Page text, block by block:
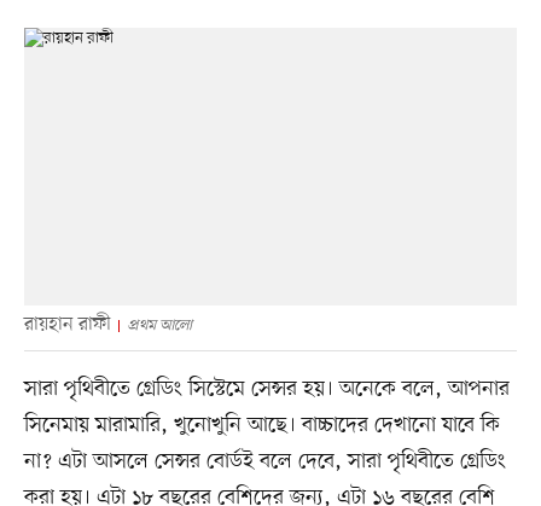
রায়হান রাফী প্রথম আলো
সারা পৃথিবীতে গ্রেডিং সিস্টেমে সেন্সর হয়। অনেকে বলে, আপনার
সিনেমায় মারামারি, খুনোখুনি আছে। বাচ্চাদের দেখানো যাবে কি
না? এটা আসলে সেন্সর বোর্ডই বলে দেবে, সারা পৃথিবীতে গ্রেডিং
করা হয়। এটা ১৮ বছরের বেশিদের জন্য, এটা ১৬ বছরের বেশি